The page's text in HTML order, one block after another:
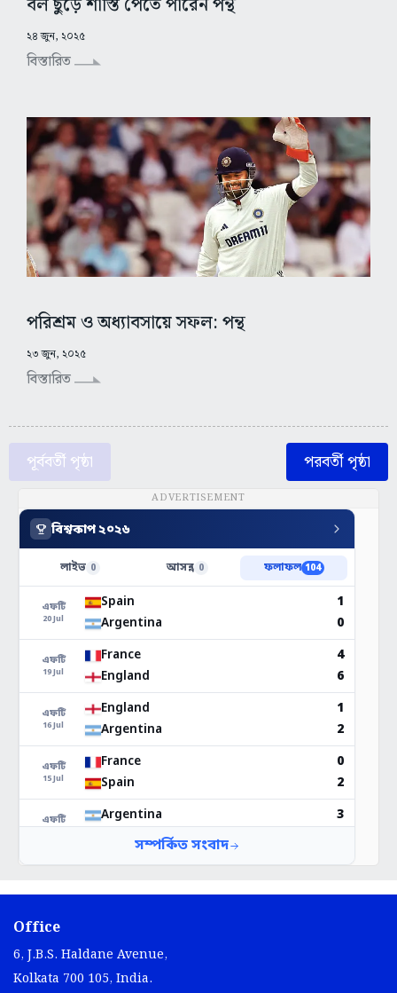
২৪ জুন, ২০২৫
বিস্তারিত
পরিশ্রম ও অধ্যাবসায়ে সফল: পন্থ
২৩ জুন, ২০২৫
বিস্তারিত
পূর্ববর্তী পৃষ্ঠা পরবর্তী পৃষ্ঠা
ADVERTISEMENT
Office
6, J.B.S. Haldane Avenue,
Kolkata 700 105, India.